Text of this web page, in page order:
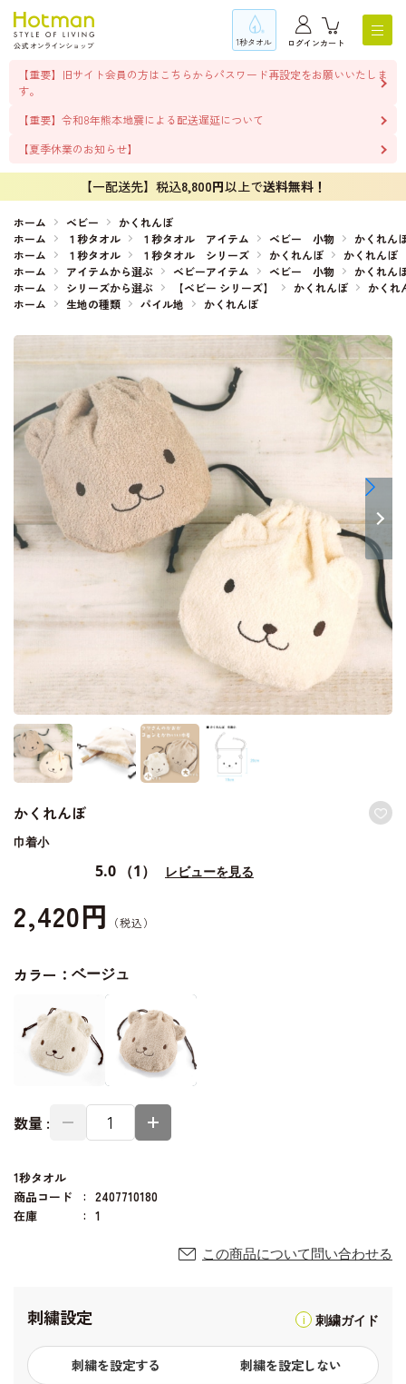
1秒タオル ログインカート
【重要】旧サイト会員の方はこちらからパスワード再設定をお願いいたしま
す。
【重要】令和8年熊本地震による配送遅延について
【夏季休業のお知らせ】
【一配送先】税込8,800円以上で送料無料！
ホーム ベビー
かくれんぼ
ホーム
１秒タオル １秒タオル アイテム ベビー 小物
かくれん
ホーム
１秒タオル １秒タオル シリーズ かくれんぼ
かくれんぼ
ホーム
アイテムから選ぶ ベビーアイテム ベビー 小物
かくれん
ホーム
シリーズから選ぶ 【ベビー シリーズ】 かくれんぼ
かくれ
ホーム
生地の種類 パイル地 かくれんぼ
かくれんぼ
巾着小
5.0 （1） レビューを見る
2,420円
カラー： ベージュ
数量 :
1秒タオル
商品コード
2407710180
在庫
1
この商品について問い合わせる
刺繍設定 刺繍ガイド
刺繍を設定する 刺繍を設定しない